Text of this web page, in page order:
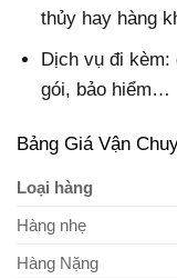
thủy hay hàng
Dịch vụ đi kèm:
gói, bảo hiểm…
Bảng Giá Vận
Loại hàng
Hàng nhẹ
Hàng Nặng